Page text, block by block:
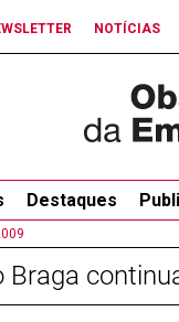
NOTÍCIAS
Destaques
Braga